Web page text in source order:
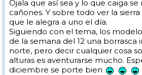
Habrá que ir viéndolo, pero yo apuesto
miércoles-jueves 30cm de borreguiles
frío que se consolida y con las balsas llenas,
nieve.
Ojala que así sea y lo que caiga
cañones. Y sobre todo ver la
que le alegra a uno el día.
Siguiendo con el tema, los
de la semana del 12 una
norte, pero decir cualquier cosa
alturas es aventurarse mucho.
diciembre se porte bien